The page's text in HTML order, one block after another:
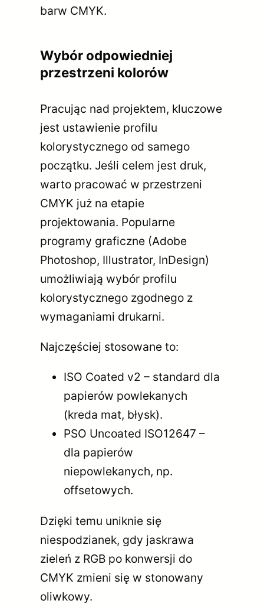
barw CMYK.
Wybór odpowiedniej
przestrzeni kolorów
Pracując nad projektem, kluczowe
jest ustawienie profilu
kolorystycznego od samego
początku. Jeśli celem jest druk,
warto pracować w przestrzeni
CMYK już na etapie
projektowania. Popularne
programy graficzne (Adobe
Photoshop, Illustrator, InDesign)
umożliwiają wybór profilu
kolorystycznego zgodnego z
wymaganiami drukarni.
Najczęściej stosowane to:
ISO Coated v2 – standard dla
papierów powlekanych
(kreda mat, błysk).
PSO Uncoated ISO12647 –
dla papierów
niepowlekanych, np.
offsetowych.
Dzięki temu uniknie się
niespodzianek, gdy jaskrawa
zieleń z RGB po konwersji do
CMYK zmieni się w stonowany
oliwkowy.